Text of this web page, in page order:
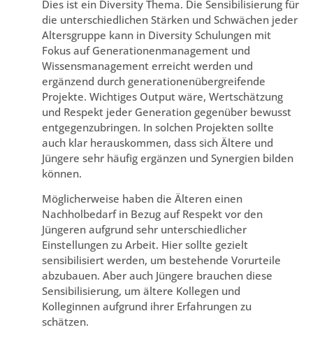
Dies ist ein Diversity Thema. Die Sensibilisierung für
die unterschiedlichen Stärken und Schwächen jeder
Altersgruppe kann in Diversity Schulungen mit
Fokus auf Generationenmanagement und
Wissensmanagement erreicht werden und
ergänzend durch generationenübergreifende
Projekte. Wichtiges Output wäre, Wertschätzung
und Respekt jeder Generation gegenüber bewusst
entgegenzubringen. In solchen Projekten sollte
auch klar herauskommen, dass sich Ältere und
Jüngere sehr häufig ergänzen und Synergien bilden
können.
Möglicherweise haben die Älteren einen
Nachholbedarf in Bezug auf Respekt vor den
Jüngeren aufgrund sehr unterschiedlicher
Einstellungen zu Arbeit. Hier sollte gezielt
sensibilisiert werden, um bestehende Vorurteile
abzubauen. Aber auch Jüngere brauchen diese
Sensibilisierung, um ältere Kollegen und
Kolleginnen aufgrund ihrer Erfahrungen zu
schätzen.